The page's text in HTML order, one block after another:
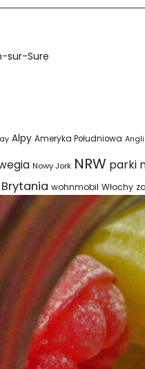
sur-Sure
Alpy Ameryka Południowa
Nowy Jork NRW parki
wohnmobil Włochy